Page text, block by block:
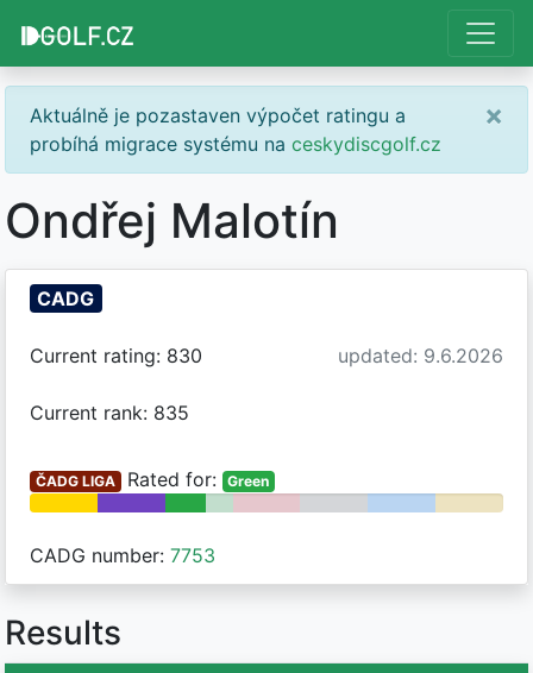
Aktuálně je pozastaven výpočet ratingu a
probíhá migrace systému na ceskydiscgolf.cz
×
Ondřej Malotín
CADG
Current rating: 830 updated: 9.6.2026
Current rank: 835
ČADG LIGA Rated for: Green
CADG number: 7753
Results